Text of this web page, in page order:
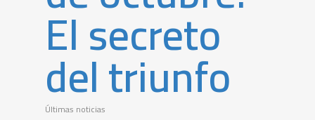
El secreto
del triunfo
Últimas noticias